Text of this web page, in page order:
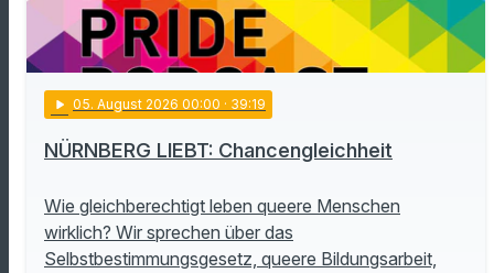
play_arrow 05. August 2026 00:00 · 39:19
NÜRNBERG LIEBT: Chancengleichheit
Wie gleichberechtigt leben queere Menschen
wirklich? Wir sprechen über das
Selbstbestimmungsgesetz, queere Bildungsarbeit,